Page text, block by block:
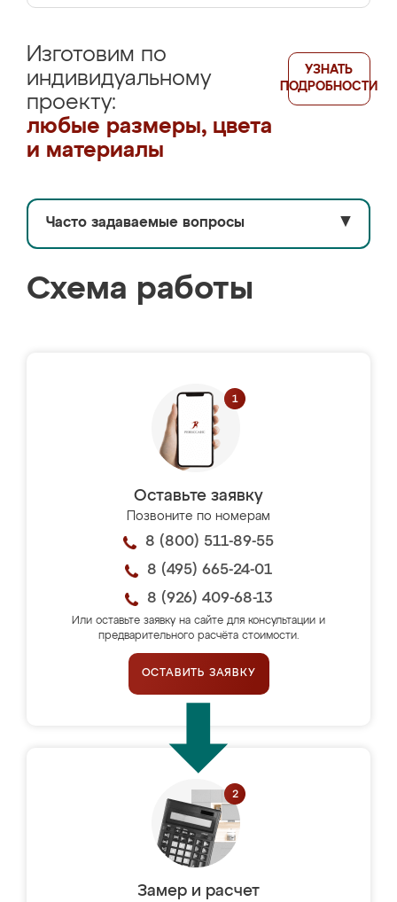
Изготовим по
индивидуальному
проекту:
любые размеры, цвета
и материалы
УЗНАТЬ
ПОДРОБНОСТИ
Часто задаваемые вопросы ▼
Схема работы
Оставьте заявку
Позвоните по номерам
8 (800) 511-89-55
8 (495) 665-24-01
8 (926) 409-68-13
Или оставьте заявку на сайте для консультации и
предварительного расчёта стоимости.
ОСТАВИТЬ ЗАЯВКУ
Замер и расчет